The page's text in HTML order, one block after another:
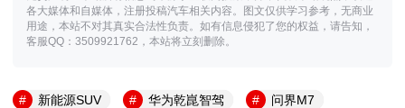
各大媒体和自媒体，注册投稿汽车相关内容。图文仅供学习参考，无商业
用途，本站不对其真实合法性负责。如有信息侵犯了您的权益，请告知，
客服QQ：3509921762，本站将立刻删除。
新能源SUV 华为乾崑智驾
问界M7